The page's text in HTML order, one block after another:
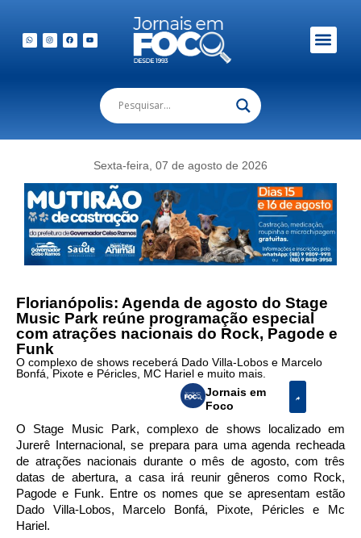
Sexta-feira, 07 de agosto de 2026
Florianópolis: Agenda de agosto do Stage
Music Park reúne programação especial
com atrações nacionais do Rock, Pagode e
Funk
O complexo de shows receberá Dado Villa-Lobos e Marcelo
Bonfá, Pixote e Péricles, MC Hariel e muito mais.
Jornais em
Foco
O Stage Music Park, complexo de shows localizado em
Jurerê Internacional, se prepara para uma agenda recheada
de atrações nacionais durante o mês de agosto, com três
datas de abertura, a casa irá reunir gêneros como Rock,
Pagode e Funk. Entre os nomes que se apresentam estão
Dado Villa-Lobos, Marcelo Bonfá, Pixote, Péricles e Mc
Hariel.